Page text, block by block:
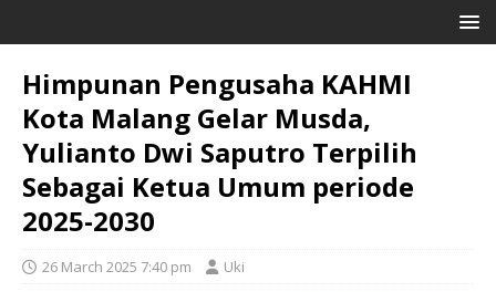
Himpunan Pengusaha KAHMI
Kota Malang Gelar Musda,
Yulianto Dwi Saputro Terpilih
Sebagai Ketua Umum periode
2025-2030
26 March 2025 7:40 pm Uki